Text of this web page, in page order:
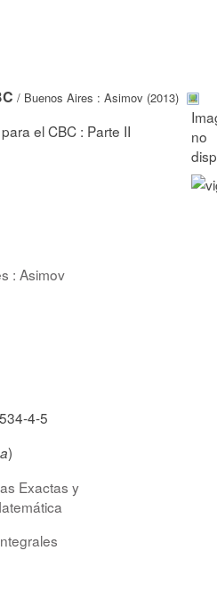
/ Buenos Aires : Asimov (2013)
el CBC : Parte II
: Asimov
4-5
)
Exactas y